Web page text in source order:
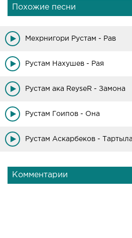
Похожие песни
Мехрнигори Рустам - Рав
Рустам Нахушев - Рая
Рустам ака ReyseR - Замона
Рустам Гоипов - Она
Рустам Аскарбеков -
Комментарии